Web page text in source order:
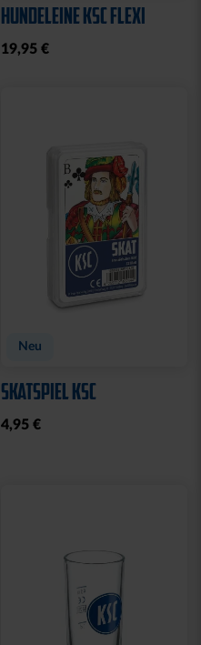
HUNDELEINE KSC FLEXI
19,95 €
Neu
SKATSPIEL KSC
4,95 €